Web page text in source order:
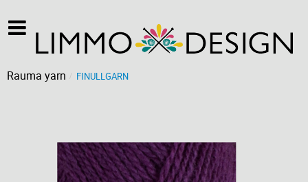
Rauma yarn FINULLGARN